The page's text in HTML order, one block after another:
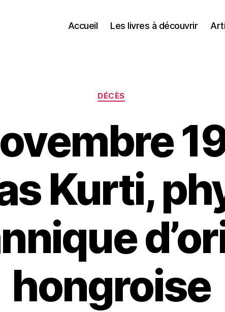
Accueil Les livres à découvrir
Catégories
DÉCÈS
Kurti,
hongroise